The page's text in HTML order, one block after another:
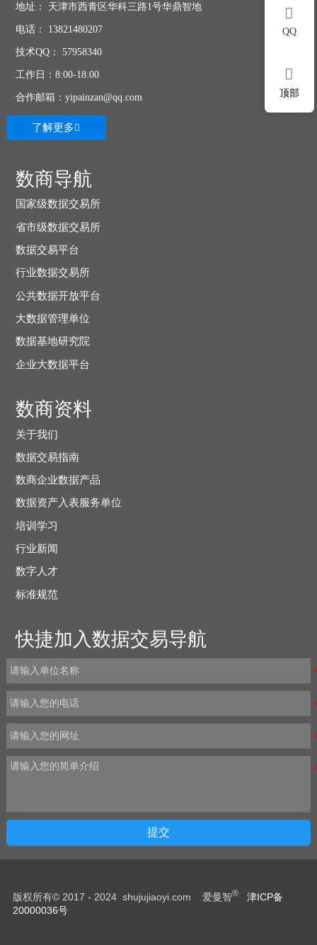
地址： 天津市西青区华科三路1号华鼎智地
电话： 13821480207
技术QQ： 57958340
工作日：8:00-18:00
合作邮箱：yipainzan@qq.com
了解更多
数商导航
国家级数据交易所
省市级数据交易所
数据交易平台
行业数据交易所
公共数据开放平台
大数据管理单位
数据基地研究院
企业大数据平台
数商资料
关于我们
数据交易指南
数商企业数据产品
数据资产入表服务单位
培训学习
行业新闻
数字人才
标准规范
快捷加入数据交易导航
提交
版权所有© 2017 - 2024 shujujiaoyi.com 爱曼智®
津ICP备
20000036号

QQ

顶部